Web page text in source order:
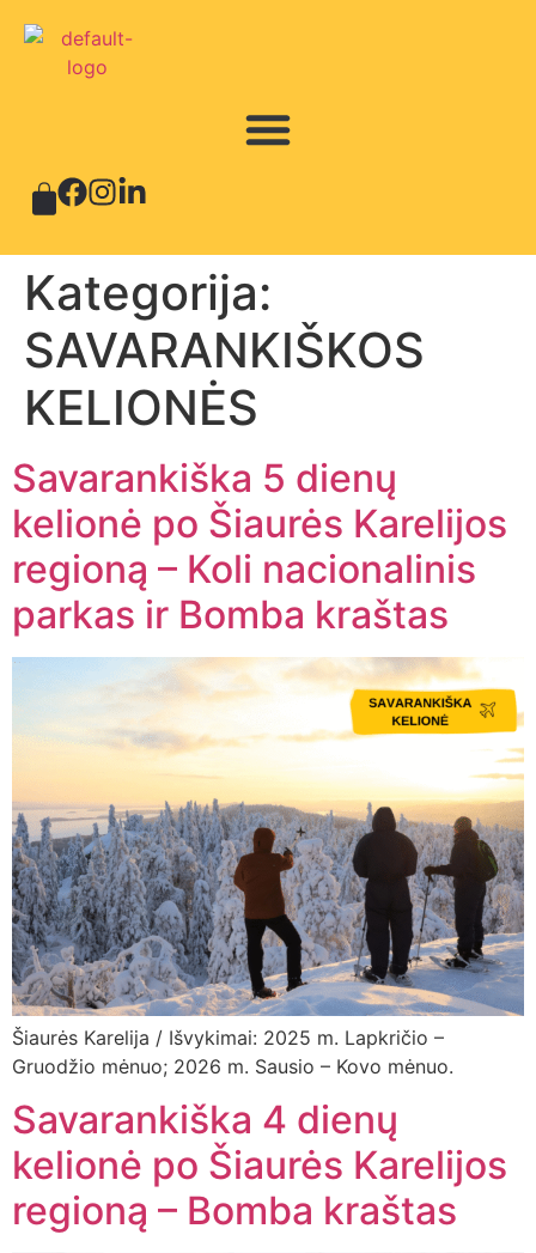
Kategorija:
SAVARANKIŠKOS
KELIONĖS
Savarankiška 5 dienų
kelionė po Šiaurės Karelijos
regioną – Koli nacionalinis
parkas ir Bomba kraštas
Šiaurės Karelija / Išvykimai: 2025 m. Lapkričio –
Gruodžio mėnuo; 2026 m. Sausio – Kovo mėnuo.
Savarankiška 4 dienų
kelionė po Šiaurės Karelijos
regioną – Bomba kraštas